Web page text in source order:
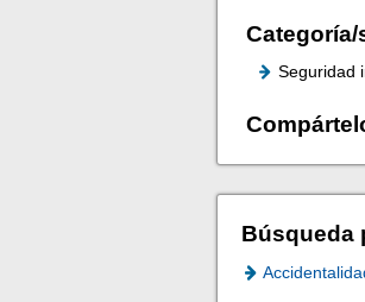
Categoría/
Seguridad
Búsqueda